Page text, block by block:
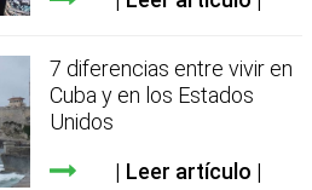
7 diferencias entre vivir en
Cuba y en los Estados
Unidos
Leer artículo